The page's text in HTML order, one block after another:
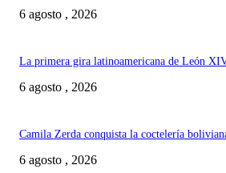
6 agosto , 2026
La primera gira latinoamericana de León
6 agosto , 2026
Camila Zerda conquista la coctelería
6 agosto , 2026